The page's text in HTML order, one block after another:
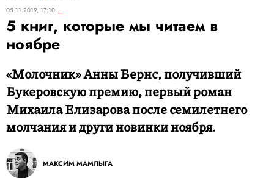
05.11.2019, 17:10
5 книг, которые мы читаем в
ноябре
«Молочник» Анны Бернс, получивший
Букеровскую премию, первый роман
Михаила Елизарова после семилетнего
молчания и други новинки ноября.
МАКСИМ МАМЛЫГА